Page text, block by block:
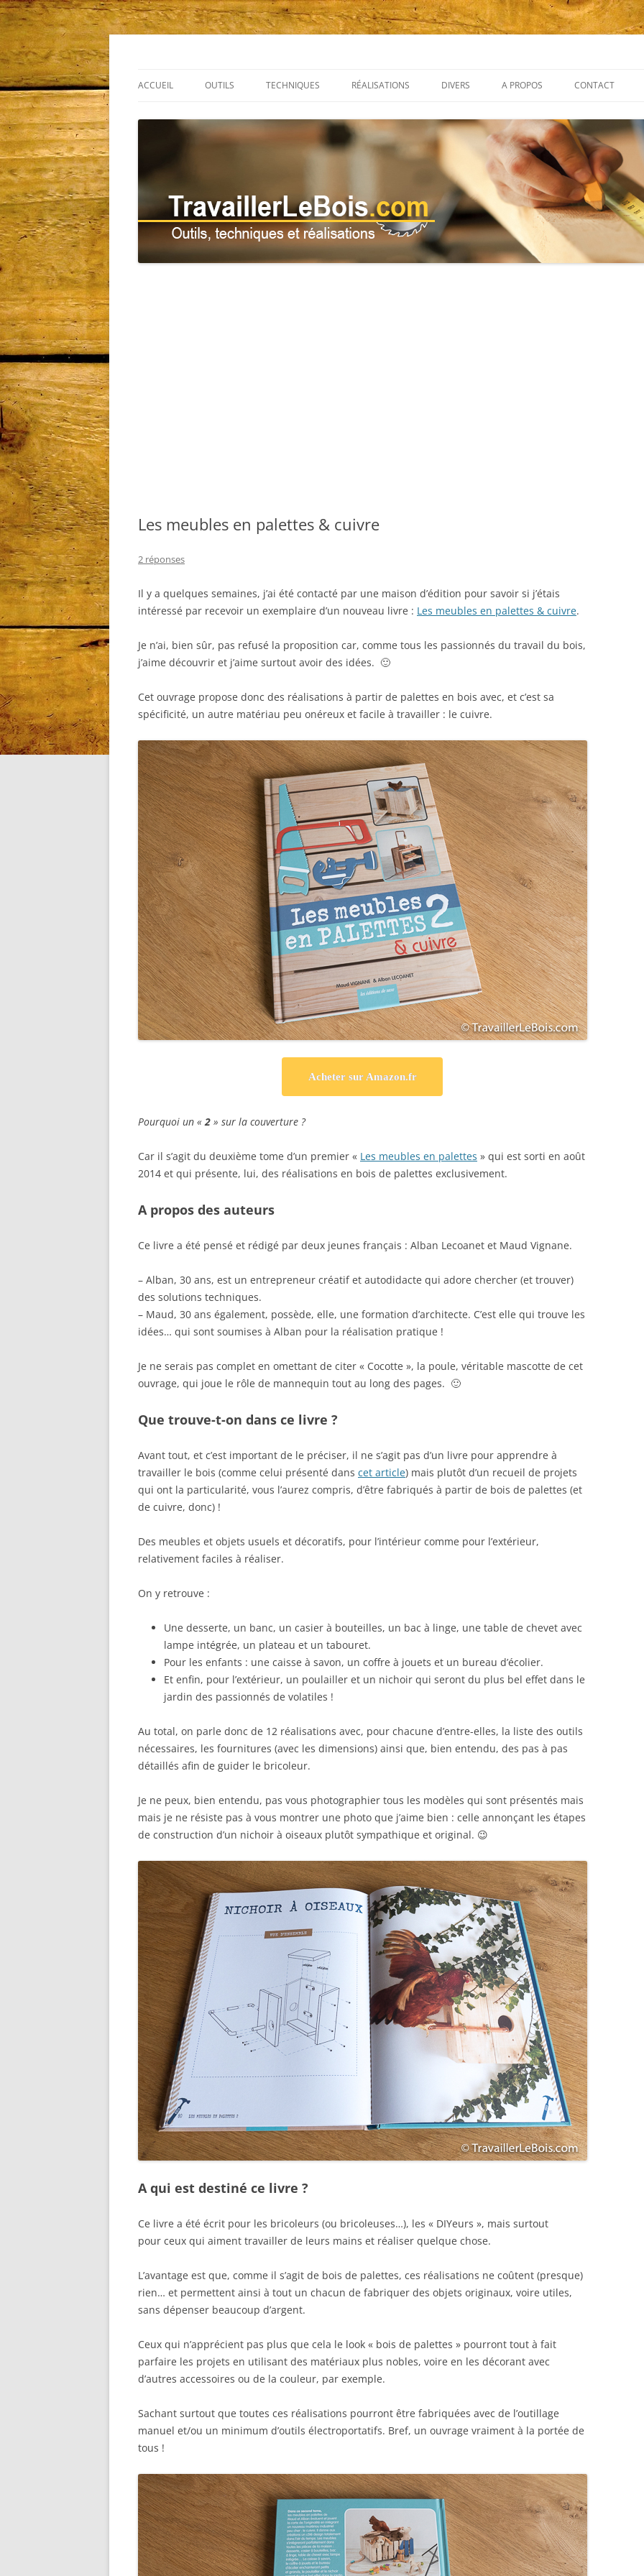
ACCUEIL OUTILS TECHNIQUES RÉALISATIONS DIVERS A PROPOS CONTACT
Les meubles en palettes & cuivre
2 réponses
Il y a quelques semaines, j’ai été contacté par une maison d’édition pour savoir si j’étais
intéressé par recevoir un exemplaire d’un nouveau livre : Les meubles en palettes & cuivre.
Je n’ai, bien sûr, pas refusé la proposition car, comme tous les passionnés du travail du bois,
j’aime découvrir et j’aime surtout avoir des idées. 🙂
Cet ouvrage propose donc des réalisations à partir de palettes en bois avec, et c’est sa
spécificité, un autre matériau peu onéreux et facile à travailler : le cuivre.
Acheter sur Amazon.fr
Pourquoi un «2 » sur la couverture ?
Car il s’agit du deuxième tome d’un premier « Les meubles en palettes » qui est sorti en août
2014 et qui présente, lui, des réalisations en bois de palettes exclusivement.
A propos des auteurs
Ce livre a été pensé et rédigé par deux jeunes français : Alban Lecoanet et Maud Vignane.
– Alban, 30 ans, est un entrepreneur créatif et autodidacte qui adore chercher (et trouver)
des solutions techniques.
– Maud, 30 ans également, possède, elle, une formation d’architecte. C’est elle qui trouve les
idées… qui sont soumises à Alban pour la réalisation pratique !
Je ne serais pas complet en omettant de citer « Cocotte », la poule, véritable mascotte de cet
ouvrage, qui joue le rôle de mannequin tout au long des pages. 🙂
Que trouve-t-on dans ce livre ?
Avant tout, et c’est important de le préciser, il ne s’agit pas d’un livre pour apprendre à
travailler le bois (comme celui présenté dans cet article) mais plutôt d’un recueil de projets
qui ont la particularité, vous l’aurez compris, d’être fabriqués à partir de bois de palettes (et
de cuivre, donc) !
Des meubles et objets usuels et décoratifs, pour l’intérieur comme pour l’extérieur,
relativement faciles à réaliser.
On y retrouve :
Une desserte, un banc, un casier à bouteilles, un bac à linge, une table de chevet avec
lampe intégrée, un plateau et un tabouret.
Pour les enfants : une caisse à savon, un coffre à jouets et un bureau d’écolier.
Et enfin, pour l’extérieur, un poulailler et un nichoir qui seront du plus bel effet dans le
jardin des passionnés de volatiles !
Au total, on parle donc de 12 réalisations avec, pour chacune d’entre-elles, la liste des outils
nécessaires, les fournitures (avec les dimensions) ainsi que, bien entendu, des pas à pas
détaillés afin de guider le bricoleur.
Je ne peux, bien entendu, pas vous photographier tous les modèles qui sont présentés mais
mais je ne résiste pas à vous montrer une photo que j’aime bien : celle annonçant les étapes
de construction d’un nichoir à oiseaux plutôt sympathique et original. 😉
A qui est destiné ce livre ?
Ce livre a été écrit pour les bricoleurs (ou bricoleuses…), les « DIYeurs », mais surtout
pour ceux qui aiment travailler de leurs mains et réaliser quelque chose.
L’avantage est que, comme il s’agit de bois de palettes, ces réalisations ne coûtent (presque)
rien… et permettent ainsi à tout un chacun de fabriquer des objets originaux, voire utiles,
sans dépenser beaucoup d’argent.
Ceux qui n’apprécient pas plus que cela le look « bois de palettes » pourront tout à fait
parfaire les projets en utilisant des matériaux plus nobles, voire en les décorant avec
d’autres accessoires ou de la couleur, par exemple.
Sachant surtout que toutes ces réalisations pourront être fabriquées avec de l’outillage
manuel et/ou un minimum d’outils électroportatifs. Bref, un ouvrage vraiment à la portée de
tous !